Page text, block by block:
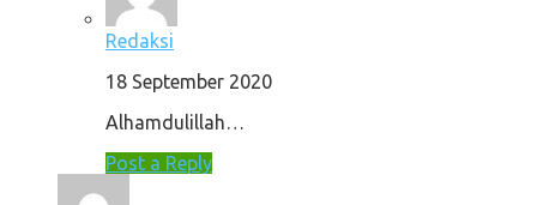
Redaksi
18 September 2020
Alhamdulillah…
Post a Reply